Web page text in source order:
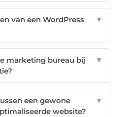
van een WordPress
▼
marketing bureau bij
▼
een gewone
website?
▼